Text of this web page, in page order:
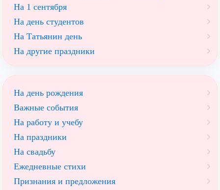
На 1 сентября
На день студентов
На Татьянин день
На другие праздники
На день рождения
Важные события
На работу и учебу
На праздники
На свадьбу
Ежедневные стихи
Признания и предложения